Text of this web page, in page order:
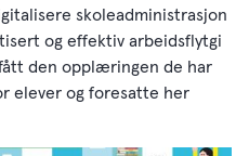
skoleadministrasjon
og effektiv arbeidsflytgi
den opplæringen de har
elever og foresatte her